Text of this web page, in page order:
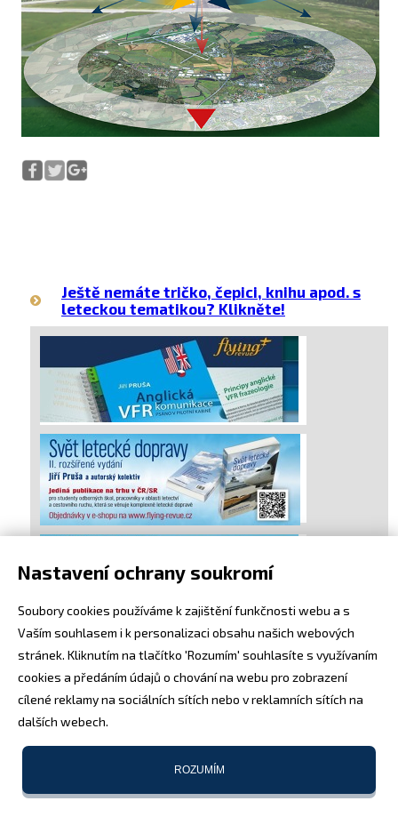
Ještě nemáte tričko, čepici, knihu apod. s
leteckou tematikou? Klikněte!
Nastavení ochrany soukromí
Soubory cookies používáme k zajištění funkčnosti webu a s
Vaším souhlasem i k personalizaci obsahu našich webových
stránek. Kliknutím na tlačítko 'Rozumím' souhlasíte s využívaním
cookies a předáním údajů o chování na webu pro zobrazení
cílené reklamy na sociálních sítích nebo v reklamních sítích na
dalších webech.
ROZUMÍM